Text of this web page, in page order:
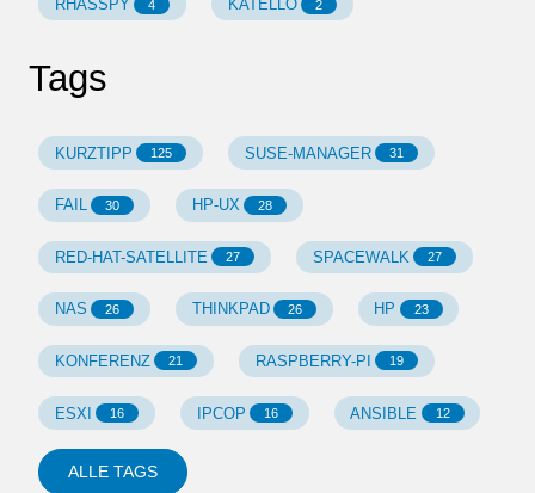
RHASSPY 4 KATELLO 2
Tags
KURZTIPP 125 SUSE-MANAGER 31
FAIL 30 HP-UX 28
RED-HAT-SATELLITE 27 SPACEWALK 27
NAS 26 THINKPAD 26 HP 23
KONFERENZ 21 RASPBERRY-PI 19
ESXI 16 IPCOP 16 ANSIBLE 12
ALLE TAGS